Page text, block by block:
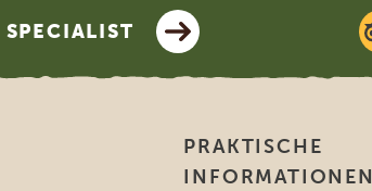
PRAKTISCHE
INFORMATIONEN